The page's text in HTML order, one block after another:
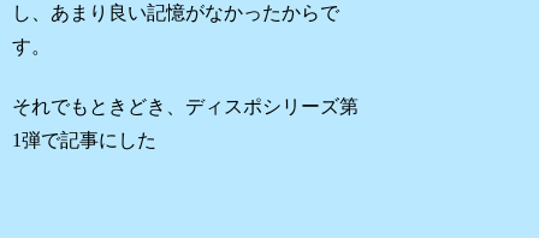
し、あまり良い記憶がなかったからで
す。
それでもときどき、ディスポシリーズ第
1弾で記事にした